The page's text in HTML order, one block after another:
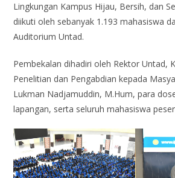
Lingkungan Kampus Hijau, Bersih, dan
diikuti oleh sebanyak 1.193 mahasiswa
Auditorium Untad.
Pembekalan dihadiri oleh Rektor Untad,
Penelitian dan Pengabdian kepada
Lukman Nadjamuddin, M.Hum, para
lapangan, serta seluruh mahasiswa